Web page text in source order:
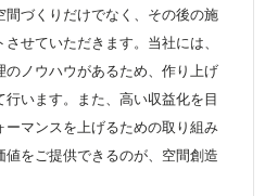
づくりだけでなく、その後の施
せていただきます。当社には、
ノウハウがあるため、作り上げ
います。また、高い収益化を目
マンスを上げるための取り組み
をご提供できるのが、空間創造